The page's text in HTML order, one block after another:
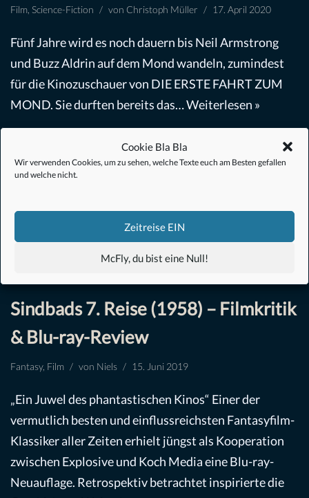
Cookie Bla Bla
Wir verwenden Cookies, um zu sehen, welche Texte euch am Besten gefallen
und welche nicht.
Zeitreise EIN
McFly, du bist eine Null!
Film Science-Fiction von Christoph Müller 17. April 2020
Fünf Jahre wird es noch dauern bis Neil Armstrong
und Buzz Aldrin auf dem Mond wandeln, zumindest
für die Kinozuschauer von DIE ERSTE FAHRT ZUM
MOND. Sie durften bereits das…Weiterlesen »
Sindbads 7. Reise (1958) – Filmkritik
& Blu-ray-Review
Fantasy, Film von Niels 15. Juni 2019
„Ein Juwel des phantastischen Kinos“ Einer der
vermutlich besten und einflussreichsten Fantasyfilm-
Klassiker aller Zeiten erhielt jüngst als Kooperation
zwischen Explosive und Koch Media eine Blu-ray-
Neuauflage. Retrospektiv betrachtet inspirierte die